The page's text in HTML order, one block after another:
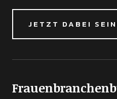
JETZT DABEI